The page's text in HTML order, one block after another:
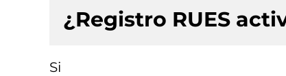
¿Registro RUES
Si